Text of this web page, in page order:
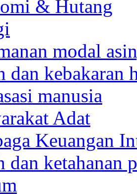
& Hutang
modal
dan kebakaran
manusia
Adat
Keuangan
dan ketahanan